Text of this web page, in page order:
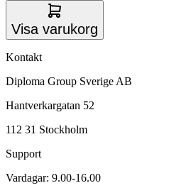
Visa varukorg
Kontakt
Diploma Group Sverige AB
Hantverkargatan 52
112 31 Stockholm
Support
Vardagar: 9.00-16.00